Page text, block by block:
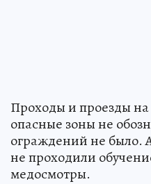
Проходы и проезды
опасные зоны не
ограждений не было.
не проходили
медосмотры.